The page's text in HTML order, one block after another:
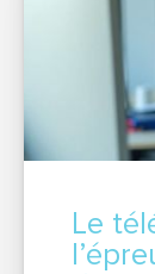
Le
NOUS
OBTENEZ